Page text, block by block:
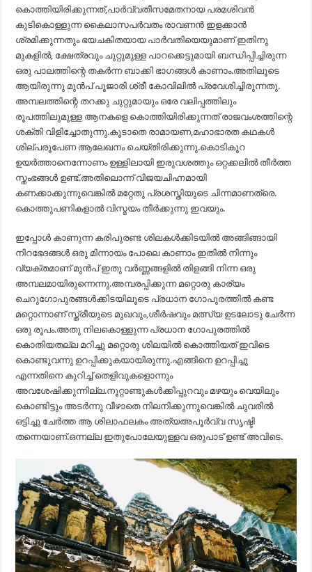
കൊത്തിയിരിക്കുന്നത്,പാർവ്വതീസമേതനായ പരമശിവൻ
കുടികൊള്ളുന്ന കൈലാസപർവതം രാവണൻ ഇളക്കാൻ
ശ്രമിക്കുന്നതും ഭയചകിതയായ പാർവതിയെയുമാണ് ഇതിനു
മുകളിൽ, ക്ഷേത്രവും ചുറ്റുമുള്ള പാറക്കെട്ടുമായി ബന്ധിപ്പിച്ചിരുന്ന
ഒരു പാലത്തിന്റെ തകർന്ന ബാക്കി ഭാഗങ്ങൾ കാണാം.അതിലൂടെ
ആയിരുന്നു മുൻപ് പൂജാരി ശ്രീ കോവിലിൽ പ്രവേശിച്ചിരുന്നതു.
അമ്പലത്തിന്റെ തറക്കു ചുറ്റുമായും ഒരേ വലിപ്പത്തിലും
രൂപത്തിലുമുള്ള ആനകളെ കൊത്തിയിരിക്കുന്നത് രാജവംശത്തിന്റെ
ശക്തി വിളിച്ചോതുന്നു.കൂടാതെ രാമായണ,മഹാഭാരത കഥകൾ
ശില്പരൂപേണ ആലേഖനം ചെയ്തിരിക്കുന്നു.കൊടികൂറ
ഉയർത്താനെന്നോണം ഉള്ളിലായി ഇരുവശത്തും ഒറ്റക്കലിൽ തീർത്ത
സ്തംഭങ്ങൾ ഉണ്ട്‌.അതിലൊന്ന് വിജയചിഹ്നമായി
കണക്കാക്കുന്നുവെങ്കിൽ മറ്റേതു പ്രശസ്തിയുടെ ചിന്നമാണത്രെ.
കൊത്തുപണികളാൽ വിസ്മയം തീർക്കുന്നു ഇവയും.
ഇപ്പോൾ കാണുന്ന കരിപുരണ്ട ശിലകൾക്കിടയിൽ അങ്ങിങ്ങായി
നിറഭേദങ്ങൾ ഒരു മിന്നായം പോലെ കാണാം ഇതിൽ നിന്നും
വ്യക്തമാണ് മുൻപ് ഇതു വർണ്ണങ്ങളിൽ തിളങ്ങി നിന്ന ഒരു
അമ്പലമായിരുന്നെന്നു.അമ്പരപ്പിക്കുന്ന മറ്റൊരു കാര്യം
ചെറുഗോപുരങ്ങൾക്കിടയിലൂടെ പ്രധാന ഗോപുരത്തിൽ കണ്ട
മറ്റൊന്നാണ് സ്ത്രീയുടെ മുഖവും,ശീർഷവും മത്സ്യ ഉടലോടു ചേർന്ന
ഒരു രൂപം.അതു നിലകൊള്ളുന്ന പ്രധാന ഗോപുരത്തിൽ
കൊതിയതല്ല മറിച്ചു മറ്റൊരു ശിലയിൽ കൊത്തിയത് ഇവിടെ
കൊണ്ടുവന്നു ഉറപ്പിക്കുകയായിരുന്നു.എങ്ങിനെ ഉറപ്പിച്ചു
എന്നതിനെ കുറിച്ച് തെളിവുകളൊന്നും
അവശേഷിക്കുന്നില്ല.നൂറ്റാണ്ടുകൾക്കിപ്പുറവും മഴയും വെയിലും
കൊണ്ടിട്ടും അടർന്നു വീഴാതെ നിലനിക്കുന്നുവെങ്കിൽ ചുവരിൽ
ഒട്ടിച്ചു ചേർത്ത ആ ശിലാഫലകം അത്യഅപൂർവ്വ സൃഷ്ടി
തന്നെയാണ്.ഒന്നല്ല ഇതുപോലേയുള്ളവ ഒരുപാട് ഉണ്ട്‌ അവിടെ.